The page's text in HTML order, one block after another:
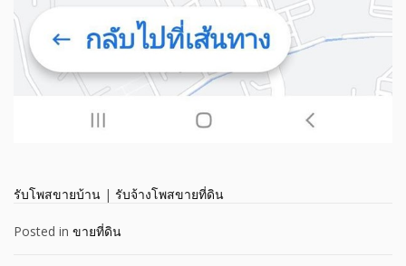
รับโพสขายบ้าน | รับจ้างโพสขายที่ดิน
Posted in ขายที่ดิน